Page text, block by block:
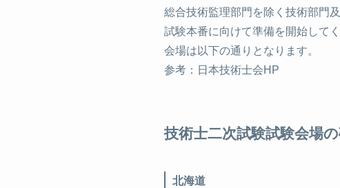
総合技術監理部門を除く技術部門
試験本番に向けて準備を開始してく
会場は以下の通りとなります。
参考：日本技術士会HP
技術士二次試験試験会場
北海道